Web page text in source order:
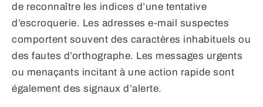
de reconnaître les indices d’une tentative
d’escroquerie. Les adresses e-mail suspectes
comportent souvent des caractères inhabituels ou
des fautes d’orthographe. Les messages urgents
ou menaçants incitant à une action rapide sont
également des signaux d’alerte.